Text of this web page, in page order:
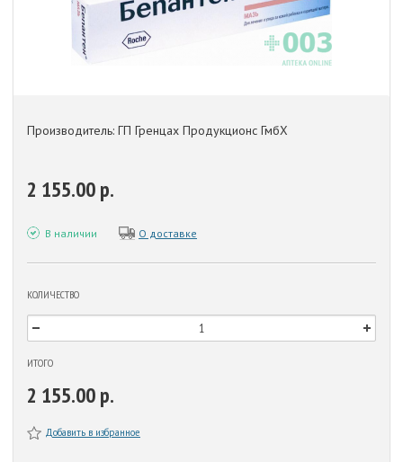
Производитель: ГП Гренцах Продукционс ГмбХ
2 155.00 р.
В наличии О доставке
КОЛИЧЕСТВО
ИТОГО
2 155.00 р.
Добавить в избранное